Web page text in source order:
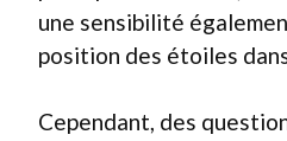
une sensibilité
position des étoiles
Cependant, des